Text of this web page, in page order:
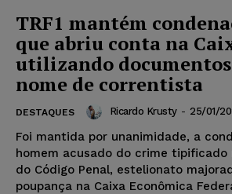
TRF1 mantém
que abriu conta na
utilizando
nome de correntista
DESTAQUES Ricardo Krusty - 25/01/
Foi mantida por unanimidade, a
homem acusado do crime tipificado
do Código Penal, estelionato
poupança na Caixa Econômica